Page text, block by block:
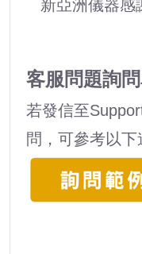
新亞洲儀器感
客服問題詢
若發信至
問，可參考以下